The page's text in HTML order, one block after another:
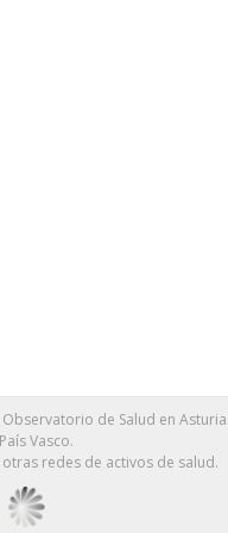
de Salud en
Vasco.
redes de activos de salud.